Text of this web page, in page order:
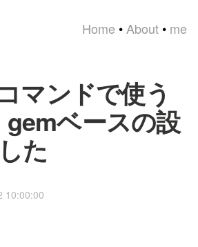
Home • About • me
マンドで使う
ベースの設
た
10:00:00